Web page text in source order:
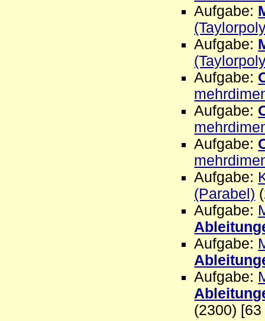
Aufgabe:
Aufgabe:
Aufgabe:
Aufgabe:
Aufgabe:
Aufgabe:
(Parabel)
Aufgabe:
Aufgabe:
Aufgabe:
(2300)